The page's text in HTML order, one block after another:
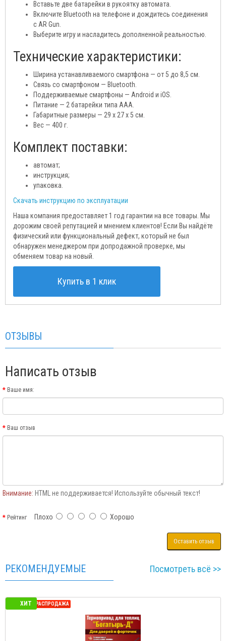
Вставьте две батарейки в рукоятку автомата.
Включите Bluetooth на телефоне и дождитесь соединения
с AR Gun.
Выберите игру и насладитесь дополненной реальностью.
Технические характеристики:
Ширина устанавливаемого смартфона — от 5 до 8,5 см.
Связь со смартфоном — Bluetooth.
Поддерживаемые смартфоны — Android и iOS.
Питание — 2 батарейки типа ААА.
Габаритные размеры — 29 х 27 х 5 см.
Вес — 400 г.
Комплект поставки:
автомат;
инструкция;
упаковка.
Скачать инструкцию по эксплуатации
Наша компания предоставляет 1 год гарантии на все товары. Мы
дорожим своей репутацией и мнением клиентов! Если Вы найдёте
физический или функциональный дефект, который не был
обнаружен менеджером при допродажной проверке, мы
обменяем товар на новый.
Купить в 1 клик
ОТЗЫВЫ
Написать отзыв
Ваше имя:
Ваш отзыв
Внимание: HTML не поддерживается! Используйте обычный текст!
РейтингПлохо Хорошо
Оставить отзыв
РЕКОМЕНДУЕМЫЕ Посмотреть всё >>
ХИТ
СЕЗОННАЯ РАСПРОДАЖА